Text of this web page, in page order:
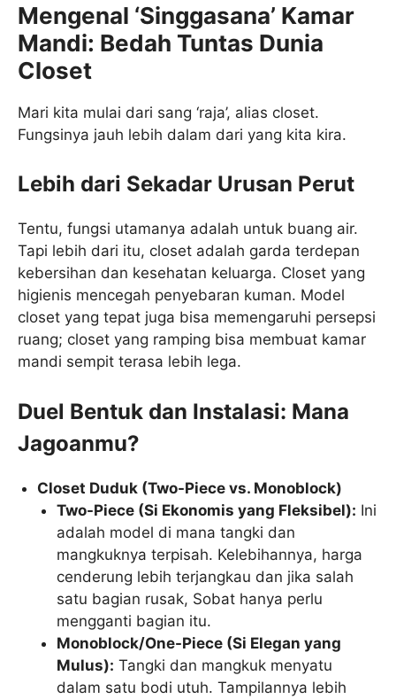
Mengenal ‘Singgasana’ Kamar
Mandi: Bedah Tuntas Dunia
Closet
Mari kita mulai dari sang ‘raja’, alias closet.
Fungsinya jauh lebih dalam dari yang kita kira.
Lebih dari Sekadar Urusan Perut
Tentu, fungsi utamanya adalah untuk buang air.
Tapi lebih dari itu, closet adalah garda terdepan
kebersihan dan kesehatan keluarga. Closet yang
higienis mencegah penyebaran kuman. Model
closet yang tepat juga bisa memengaruhi persepsi
ruang; closet yang ramping bisa membuat kamar
mandi sempit terasa lebih lega.
Duel Bentuk dan Instalasi: Mana
Jagoanmu?
Closet Duduk (Two-Piece vs. Monoblock)
Two-Piece (Si Ekonomis yang Fleksibel): Ini
adalah model di mana tangki dan
mangkuknya terpisah. Kelebihannya, harga
cenderung lebih terjangkau dan jika salah
satu bagian rusak, Sobat hanya perlu
mengganti bagian itu.
Monoblock/One-Piece (Si Elegan yang
Mulus): Tangki dan mangkuk menyatu
dalam satu bodi utuh. Tampilannya lebih